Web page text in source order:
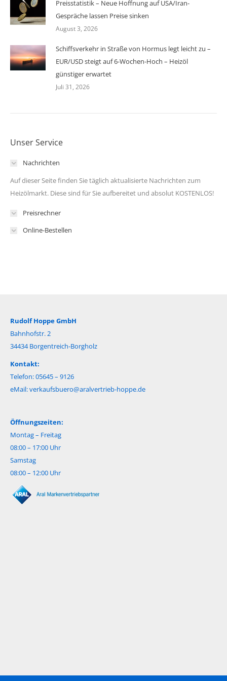
Preisstatistik – Neue Hoffnung auf USA/Iran-
Gespräche lassen Preise sinken
August 3, 2026
Schiffsverkehr in Straße von Hormus legt leicht zu –
EUR/USD steigt auf 6-Wochen-Hoch – Heizöl
günstiger erwartet
Juli 31, 2026
Unser Service
Nachrichten
Auf dieser Seite finden Sie täglich aktualisierte Nachrichten zum
Heizölmarkt. Diese sind für Sie aufbereitet und absolut KOSTENLOS!
Preisrechner
Online-Bestellen
Rudolf Hoppe GmbH
Bahnhofstr. 2
34434 Borgentreich-Borgholz
Kontakt:
Telefon: 05645 – 9126
eMail:verkaufsbuero@aralvertrieb-hoppe.de
Öffnungszeiten:
Montag – Freitag
08:00 – 17:00 Uhr
Samstag
08:00 – 12:00 Uhr